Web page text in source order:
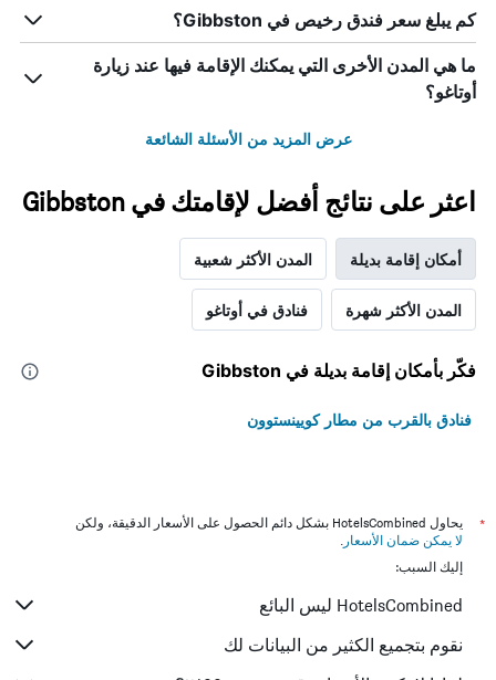
كم يبلغ سعر فندق رخيص في Gibbston؟
ما هي المدن الأخرى التي يمكنك الإقامة فيها عند زيارة
أوتاغو؟
عرض المزيد من الأسئلة الشائعة
اعثر على نتائج أفضل لإقامتك في Gibbston
أمكان إقامة بديلة المدن الأكثر شعبية
المدن الأكثر شهرة فنادق في أوتاغو
فكّر بأمكان إقامة بديلة في Gibbston
فنادق بالقرب من مطار كويينستوون
*
يحاول HotelsCombined بشكل دائم الحصول على الأسعار الدقيقة، ولكن
لا يمكن ضمان الأسعار .
إليك السبب:
HotelsCombined ليس البائع
نقوم بتجميع الكثير من البيانات لك